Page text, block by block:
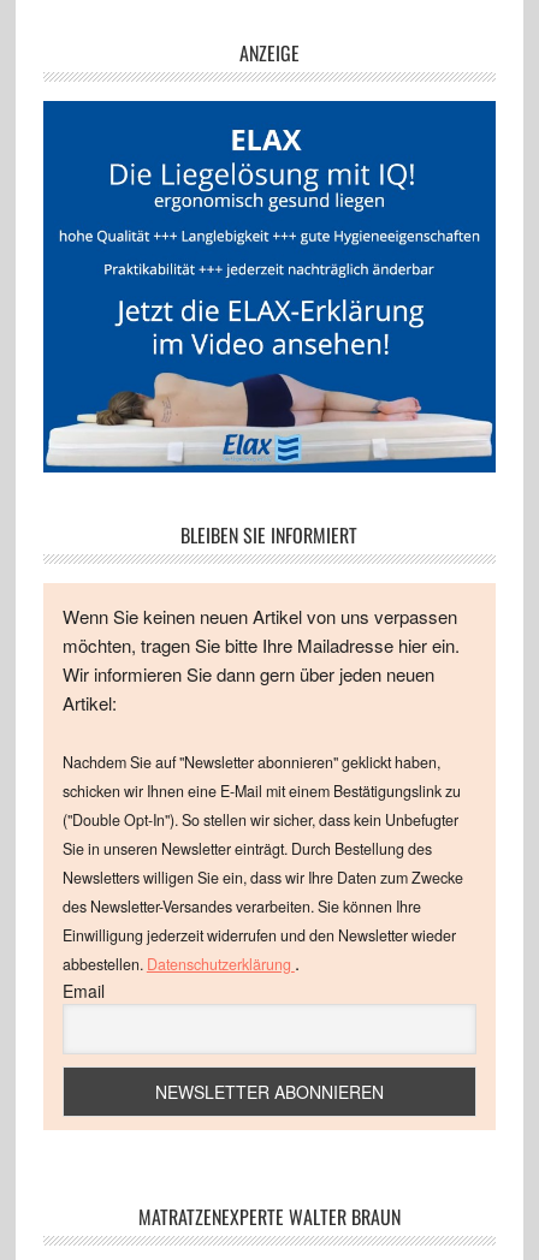
ANZEIGE
BLEIBEN SIE INFORMIERT
Wenn Sie keinen neuen Artikel von uns verpassen
möchten, tragen Sie bitte Ihre Mailadresse hier ein.
Wir informieren Sie dann gern über jeden neuen
Artikel:
Nachdem Sie auf "Newsletter abonnieren" geklickt haben,
schicken wir Ihnen eine E-Mail mit einem Bestätigungslink zu
("Double Opt-In"). So stellen wir sicher, dass kein Unbefugter
Sie in unseren Newsletter einträgt. Durch Bestellung des
Newsletters willigen Sie ein, dass wir Ihre Daten zum Zwecke
des Newsletter-Versandes verarbeiten. Sie können Ihre
Einwilligung jederzeit widerrufen und den Newsletter wieder
abbestellen. Datenschutzerklärung .
Email
MATRATZENEXPERTE WALTER BRAUN